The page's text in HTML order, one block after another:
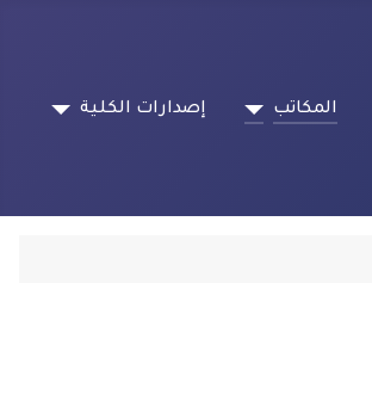
المكاتب إصدارات الكلية